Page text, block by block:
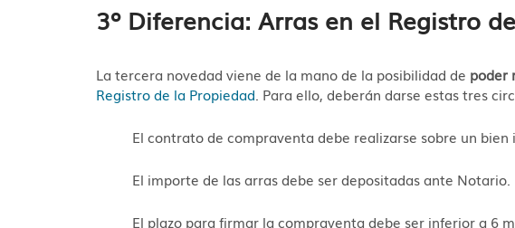
3º Diferencia: Arras en el Registro
La tercera novedad viene de la mano de la posibilidad de poder
Registro de la Propiedad . Para ello, deberán darse estas tres
El contrato de compraventa debe realizarse sobre un bien
El importe de las arras debe ser depositadas ante Notario.
El plazo para firmar la compraventa debe ser inferior a 6